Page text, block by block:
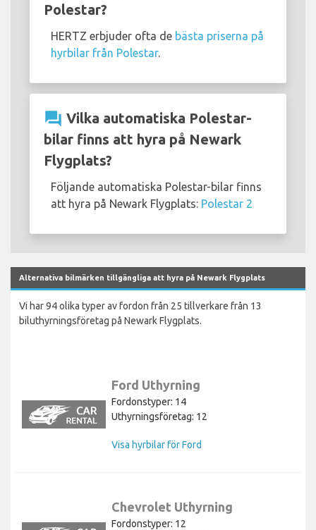
Polestar?
HERTZ erbjuder ofta de bästa priserna på
hyrbilar från Polestar.
question_answer Vilka automatiska Polestar-
bilar finns att hyra på Newark
Flygplats?
Följande automatiska Polestar-bilar finns
att hyra på Newark Flygplats: Polestar 2
Alternativa bilmärken tillgängliga att hyra på Newark Flygplats
Vi har 94 olika typer av fordon från 25 tillverkare från 13
biluthyrningsföretag på Newark Flygplats.
Ford Uthyrning
Fordonstyper: 14
Uthyrningsföretag: 12
Visa hyrbilar för Ford
Chevrolet Uthyrning
Fordonstyper: 12